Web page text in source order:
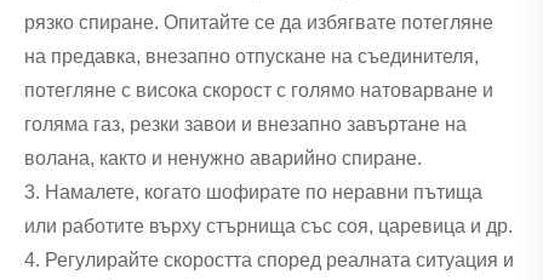
рязко спиране. Опитайте се да избягвате потегляне
на предавка, внезапно отпускане на съединителя,
потегляне с висока скорост с голямо натоварване и
голяма газ, резки завои и внезапно завъртане на
волана, както и ненужно аварийно спиране.
3. Намалете, когато шофирате по неравни пътища
или работите върху стърнища със соя, царевица и др.
4. Регулирайте скоростта според реалната ситуация и